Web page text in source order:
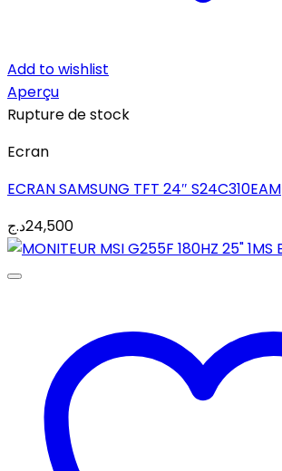
Add to wishlist
Aperçu
Rupture de stock
Ecran
ECRAN SAMSUNG TFT 24″ S24C310EAM
24,500د.ج